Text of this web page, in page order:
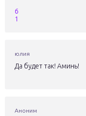
6
1
юлия
Да будет так! Аминь!
Аноним